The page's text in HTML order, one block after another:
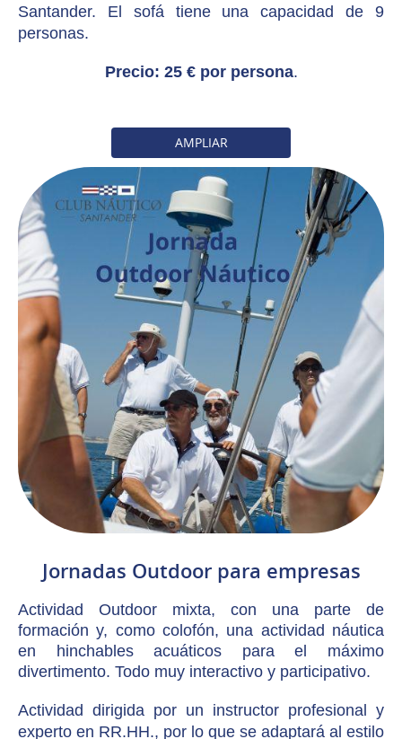
Santander. El sofá tiene una capacidad de 9
personas.
Precio: 25 € por persona.
AMPLIAR
Jornadas Outdoor para empresas
Actividad Outdoor mixta, con una parte de
formación y, como colofón, una actividad náutica
en hinchables acuáticos para el máximo
divertimento. Todo muy interactivo y participativo.
Actividad dirigida por un instructor profesional y
experto en RR.HH., por lo que se adaptará al estilo